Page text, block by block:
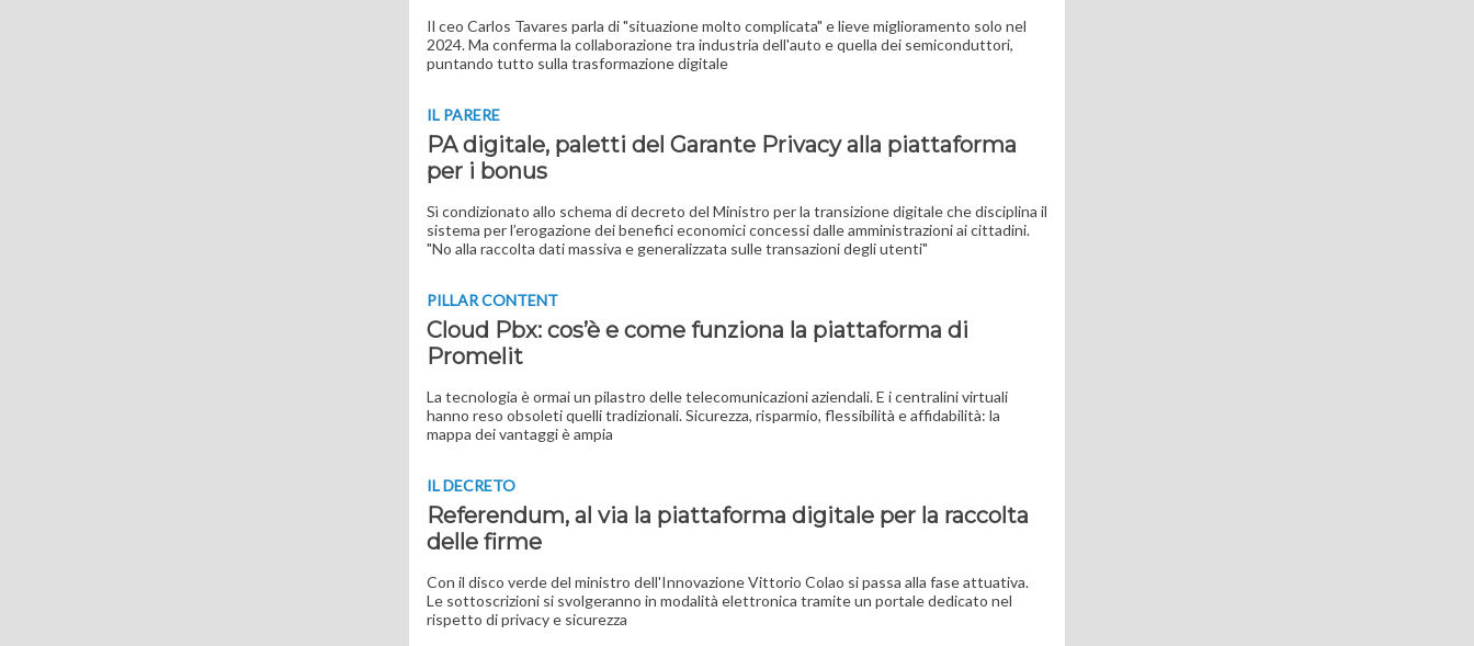
Il ceo Carlos Tavares parla di "situazione molto complicata" e lieve miglioramento solo nel
2024. Ma conferma la collaborazione tra industria dell'auto e quella dei semiconduttori,
puntando tutto sulla trasformazione digitale
IL PARERE
PA digitale, paletti del Garante Privacy alla piattaforma
per i bonus
Sì condizionato allo schema di decreto del Ministro per la transizione digitale che disciplina il
sistema per l’erogazione dei benefici economici concessi dalle amministrazioni ai cittadini.
"No alla raccolta dati massiva e generalizzata sulle transazioni degli utenti"
PILLAR CONTENT
Cloud Pbx: cos’è e come funziona la piattaforma di
Promelit
La tecnologia è ormai un pilastro delle telecomunicazioni aziendali. E i centralini virtuali
hanno reso obsoleti quelli tradizionali. Sicurezza, risparmio, flessibilità e affidabilità: la
mappa dei vantaggi è ampia
IL DECRETO
Referendum, al via la piattaforma digitale per la raccolta
delle firme
Con il disco verde del ministro dell'Innovazione Vittorio Colao si passa alla fase attuativa.
Le sottoscrizioni si svolgeranno in modalità elettronica tramite un portale dedicato nel
rispetto di privacy e sicurezza